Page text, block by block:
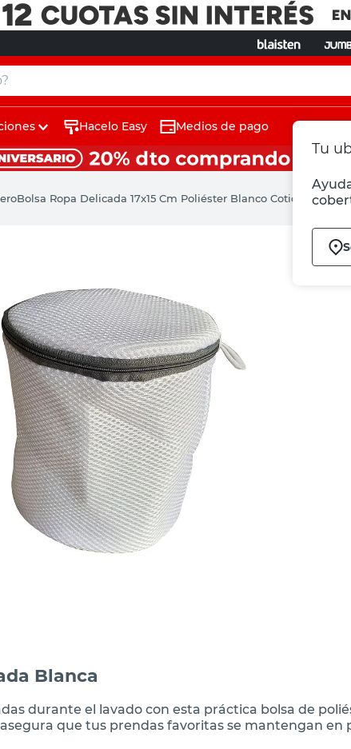
Tu
Hacelo Easy Medios de pago
Bolsa Ropa Delicada 17x15 Cm Poliéster Blanco Cotidiana
Blanca
durante el lavado con esta práctica bolsa de
que tus prendas favoritas se mantengan en